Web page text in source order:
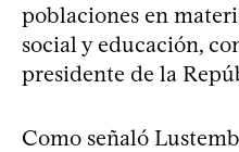
poblaciones en
social y educación,
presidente de la
Como señaló